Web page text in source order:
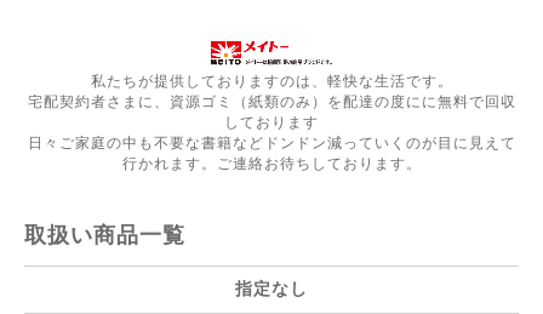
私たちが提供しておりますのは、軽快な生活です。
宅配契約者さまに、資源ゴミ（紙類のみ）を配達の度にに無料で回収
しております
日々ご家庭の中も不要な書籍などドンドン減っていくのが目に見えて
行かれます。ご連絡お待ちしております。
取扱い商品一覧
指定なし